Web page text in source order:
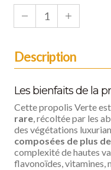
Description
Les bienfaits de la
Cette propolis Verte
rare, récoltée par les
des végétations
composées de plus
complexité de hautes
flavonoïdes, vitamines,